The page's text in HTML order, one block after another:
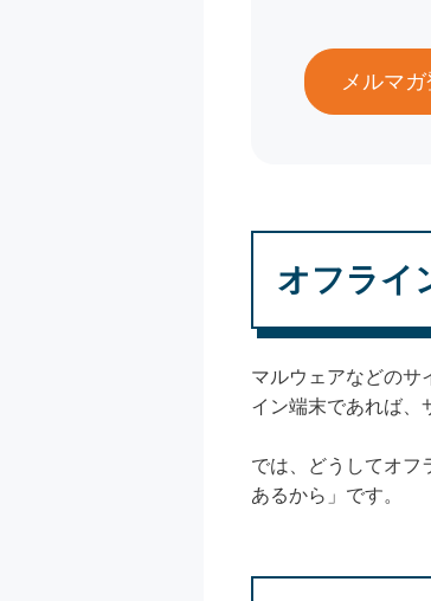
メルマ
オフライ
マルウェアなどのサ
イン端末であれば、
では、どうしてオフ
あるから」です。